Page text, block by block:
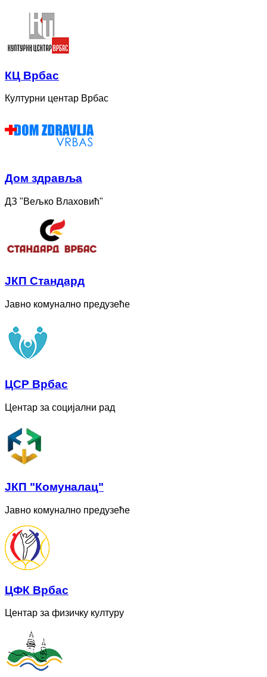
КЦ Врбас
Културни центар Врбас
Дом здравља
ДЗ "Вељко Влаховић"
ЈКП Стандард
Јавно комунално предузеће
ЦСР Врбас
Центар за социјални рад
ЈКП "Комуналац"
Јавно комунално предузеће
ЦФК Врбас
Центар за физичку културу